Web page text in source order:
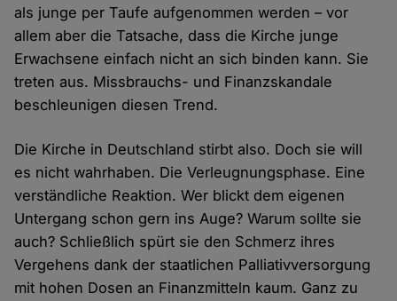
als junge per Taufe aufgenommen werden – vor
allem aber die Tatsache, dass die Kirche junge
Erwachsene einfach nicht an sich binden kann. Sie
treten aus. Missbrauchs- und Finanzskandale
beschleunigen diesen Trend.
Die Kirche in Deutschland stirbt also. Doch sie will
es nicht wahrhaben. Die Verleugnungsphase. Eine
verständliche Reaktion. Wer blickt dem eigenen
Untergang schon gern ins Auge? Warum sollte sie
auch? Schließlich spürt sie den Schmerz ihres
Vergehens dank der staatlichen Palliativversorgung
mit hohen Dosen an Finanzmitteln kaum. Ganz zu